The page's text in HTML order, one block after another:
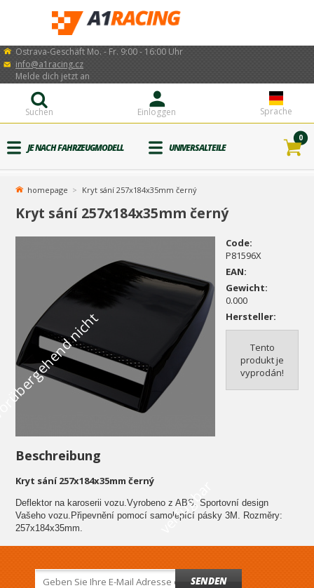
Ostrava-Geschäft Mo. - Fr. 9:00 - 16:00 Uhr
info@a1racing.cz
Sprache
Einloggen
Melde dich jetzt an
Suchen
JE NACH FAHRZEUGMODELL UNIVERSALTEILE
0
homepage Kryt sání 257x184x35mm černý
Kryt sání 257x184x35mm černý
r
Code:
P81596X
EAN:
Gewicht:
0.000
Hersteller:
Tento
produkt je
vyprodán!
Beschreibung
Kryt sání 257x184x35mm černý
Deflektor na karoserii vozu.Vyrobeno z ABS. Sportovní design
Vašeho vozu.Připevnění pomocí samolepící pásky 3M. Rozměry:
257x184x35mm.
SENDEN